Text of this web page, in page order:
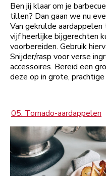
Ben jij klaar om je
tillen? Dan gaan we nu
Van gekrulde
vijf heerlijke bijgerechten
voorbereiden. Gebruik
Snijder/rasp voor verse
accessoires. Bereid een
deze op in grote,
05. Tornado-aardappelen